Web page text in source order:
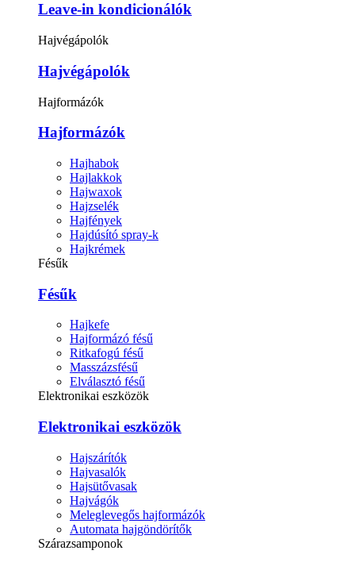
Leave-in kondicionálók
Hajvégápolók
Hajvégápolók
Hajformázók
Hajformázók
Hajhabok
Hajlakkok
Hajwaxok
Hajzselék
Hajfények
Hajdúsító spray-k
Hajkrémek
Fésűk
Fésűk
Hajkefe
Hajformázó fésű
Ritkafogú fésű
Masszázsfésű
Elválasztó fésű
Elektronikai eszközök
Elektronikai eszközök
Hajszárítók
Hajvasalók
Hajsütővasak
Hajvágók
Meleglevegős hajformázók
Automata hajgöndörítők
Szárazsamponok